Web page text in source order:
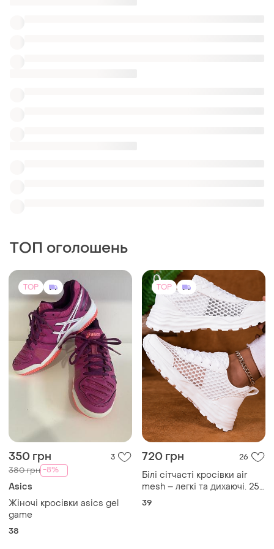
ТОП оголошень
TOP
350 грн 3
380 грн -8%
Asics
Жіночі кросівки asics gel
game
38
TOP
720 грн 26
Білі сітчасті кросівки air
mesh – легкі та дихаючі. 25
см
39